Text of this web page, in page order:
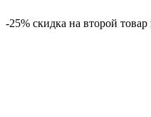
-25% скидка на второй